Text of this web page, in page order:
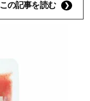
この記事を読む